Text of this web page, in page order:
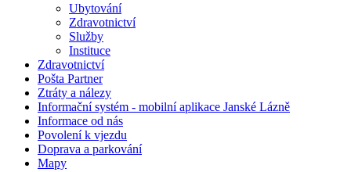
Ubytování
Zdravotnictví
Služby
Instituce
Zdravotnictví
Pošta Partner
Ztráty a nálezy
Informační systém - mobilní aplikace Janské Lázně
Informace od nás
Povolení k vjezdu
Doprava a parkování
Mapy